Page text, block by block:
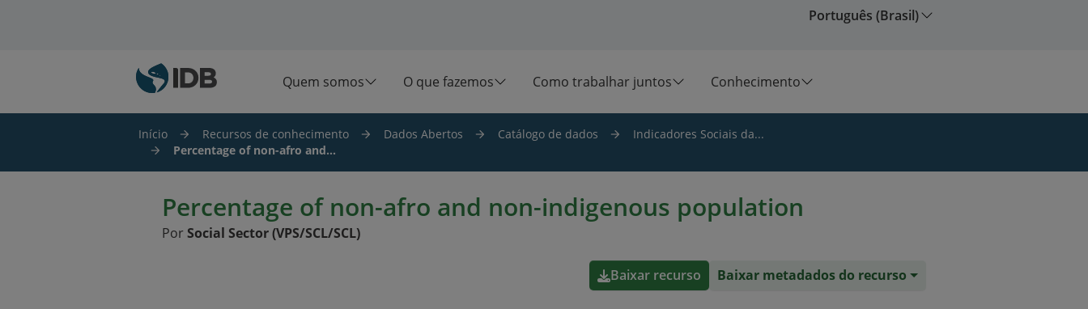
Português (Brasil)
Quem somos O que fazemos Como trabalhar juntos Conhecimento
Início Recursos de conhecimento Dados Abertos Catálogo de dados
Indicadores Sociais da...
Percentage of non-afro and...
Percentage of non-afro and non-indigenous population
Por Social Sector (VPS/SCL/SCL)
Baixar recurso Baixar metadados do recurso